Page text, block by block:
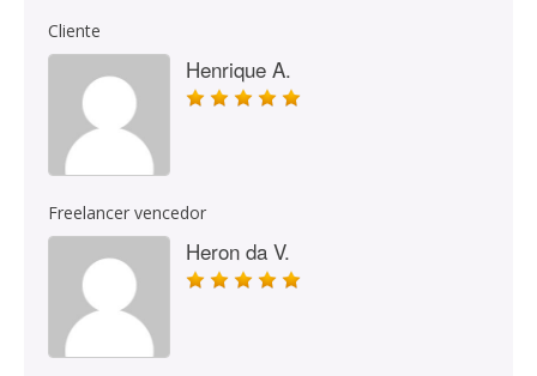
Cliente
Henrique A.
Freelancer vencedor
Heron da V.